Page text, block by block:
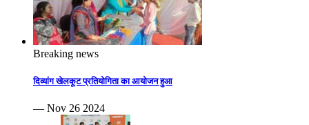
Breaking news
दिव्यांग खेलकूट प्रतियोगिता का आयोजन हुआ
— Nov 26 2024